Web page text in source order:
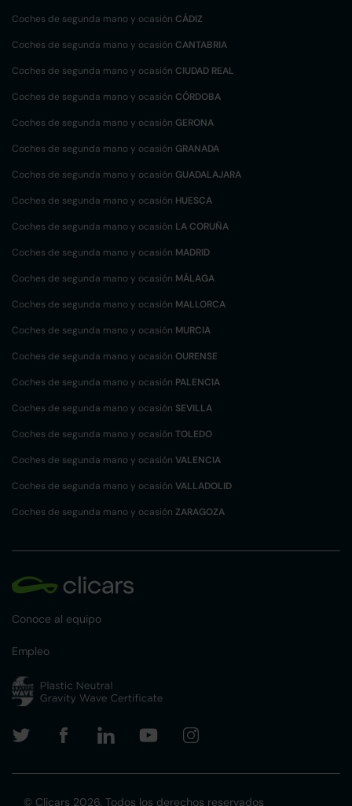
Coches de segunda mano y ocasión CÁDIZ
Coches de segunda mano y ocasión CANTABRIA
Coches de segunda mano y ocasión CIUDAD REAL
Coches de segunda mano y ocasión CÓRDOBA
Coches de segunda mano y ocasión GERONA
Coches de segunda mano y ocasión GRANADA
Coches de segunda mano y ocasión GUADALAJARA
Coches de segunda mano y ocasión HUESCA
Coches de segunda mano y ocasión LA CORUÑA
Coches de segunda mano y ocasión MADRID
Coches de segunda mano y ocasión MÁLAGA
Coches de segunda mano y ocasión MALLORCA
Coches de segunda mano y ocasión MURCIA
Coches de segunda mano y ocasión OURENSE
Coches de segunda mano y ocasión PALENCIA
Coches de segunda mano y ocasión SEVILLA
Coches de segunda mano y ocasión TOLEDO
Coches de segunda mano y ocasión VALENCIA
Coches de segunda mano y ocasión VALLADOLID
Coches de segunda mano y ocasión ZARAGOZA
Conoce al equipo
Empleo
© Clicars 2026. Todos los derechos reservados